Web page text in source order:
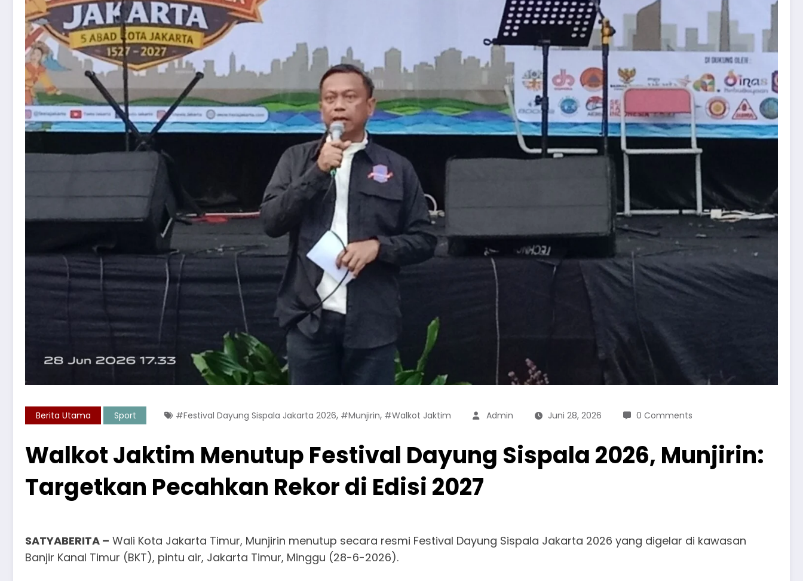
Berita Utama Sport #Festival Dayung Sispala Jakarta 2026, #Munjirin, #Walkot Jaktim Admin Juni 28, 2026 0 Comments
Walkot Jaktim Menutup Festival Dayung Sispala 2026, Munjirin:
Targetkan Pecahkan Rekor di Edisi 2027
SATYABERITA – Wali Kota Jakarta Timur, Munjirin menutup secara resmi Festival Dayung Sispala Jakarta 2026 yang digelar di kawasan
Banjir Kanal Timur (BKT), pintu air, Jakarta Timur, Minggu (28-6-2026).